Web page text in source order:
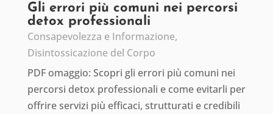
Gli errori più comuni nei percorsi
detox professionali
Consapevolezza e Informazione,
Disintossicazione del Corpo
PDF omaggio: Scopri gli errori più comuni nei
percorsi detox professionali e come evitarli per
offrire servizi più efficaci, strutturati e credibili